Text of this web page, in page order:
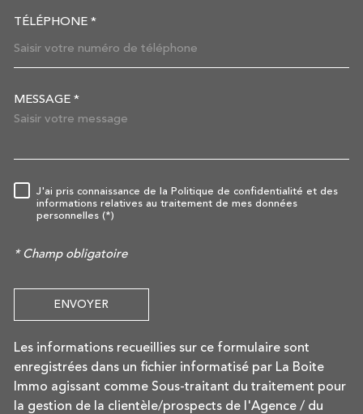
TÉLÉPHONE *
MESSAGE *
RÈGLEMENTATION
J'ai pris connaissance de la Politique de confidentialité et des
informations relatives au traitement de mes données
personnelles (*)
* Champ obligatoire
ENVOYER
Les informations recueillies sur ce formulaire sont
enregistrées dans un fichier informatisé par La Boite
Immo agissant comme Sous-traitant du traitement pour
la gestion de la clientèle/prospects de l'Agence / du